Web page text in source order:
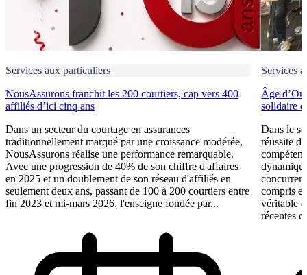
Services aux particuliers
NousAssurons franchit les 200 courtiers, cap vers 400
affiliés d’ici cinq ans
Dans un secteur du courtage en assurances
traditionnellement marqué par une croissance modérée,
NousAssurons réalise une performance remarquable.
Avec une progression de 40% de son chiffre d'affaires
en 2025 et un doublement de son réseau d'affiliés en
seulement deux ans, passant de 100 à 200 courtiers entre
fin 2023 et mi-mars 2026, l'enseigne fondée par...
Services
Âge d’Or
solidaire
Dans le
réussite
compris
véritable
récentes